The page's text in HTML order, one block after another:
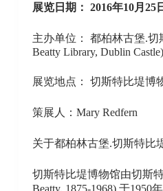
展览日期： 2016年10月25
主办单位： 都柏林古堡.切
Beatty Library, Dublin Castle)
展览地点： 切斯特比堤博
策展人：Mary Redfern
关于都柏林古堡.切斯特比
切斯特比堤博物馆由切斯